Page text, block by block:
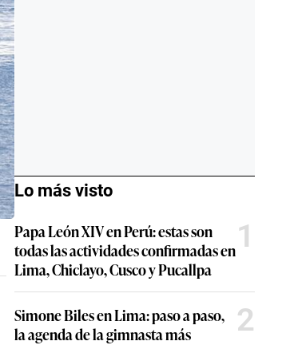
Lo más visto
Papa León XIV en Perú: estas son
todas las actividades confirmadas en
Lima, Chiclayo, Cusco y Pucallpa
1
Simone Biles en Lima: paso a paso,
la agenda de la gimnasta más
2